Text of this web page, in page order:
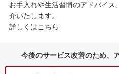
お手入れや生活習慣のアドバイ
介いたします。
詳しくはこちら
今後のサービス改善のため、